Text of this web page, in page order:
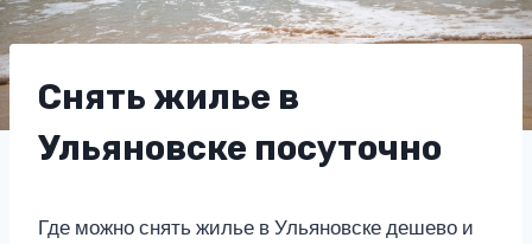
Снять жилье в
Ульяновске посуточно
Где можно снять жилье в Ульяновске дешево и